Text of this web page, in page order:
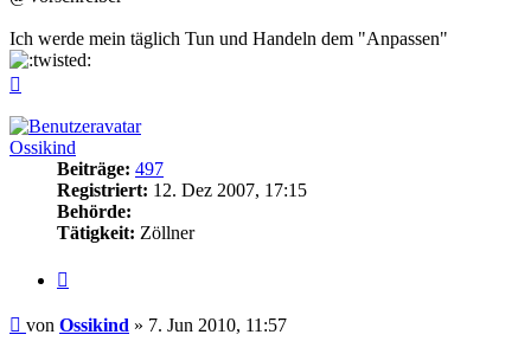
Ich werde mein täglich Tun und Handeln dem "Anpassen"
Ossikind
Beiträge: 497
Registriert: 12. Dez 2007, 17:15
Behörde:
Tätigkeit: Zöllner
Beitrag
von Ossikind » 7. Jun 2010, 11:57